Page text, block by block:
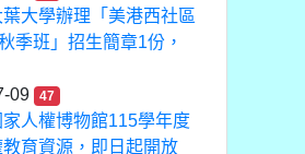
大學辦理「美港西社區
季班」招生簡章1份，
09
47
人權博物館115學年度
教育資源，即日起開放